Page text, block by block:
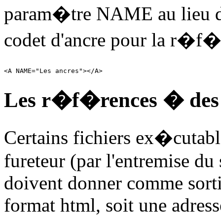
param�tre NAME au lieu
codet d'ancre pour la
Les r�f�rences � des
Certains fichiers
fureteur (par l'entremise
doivent donner comme
format html, soit une